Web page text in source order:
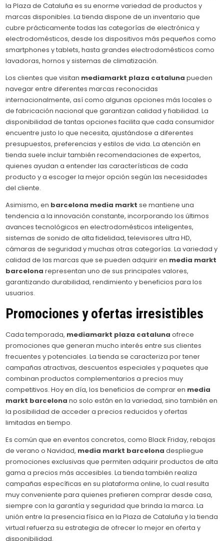
la Plaza de Cataluña es su enorme variedad de productos y
marcas disponibles. La tienda dispone de un inventario que
cubre prácticamente todas las categorías de electrónica y
electrodomésticos, desde los dispositivos más pequeños como
smartphones y tablets, hasta grandes electrodomésticos como
lavadoras, hornos y sistemas de climatización.
Los clientes que visitan mediamarkt plaza cataluna pueden
navegar entre diferentes marcas reconocidas
internacionalmente, así como algunas opciones más locales o
de fabricación nacional que garantizan calidad y fiabilidad. La
disponibilidad de tantas opciones facilita que cada consumidor
encuentre justo lo que necesita, ajustándose a diferentes
presupuestos, preferencias y estilos de vida. La atención en
tienda suele incluir también recomendaciones de expertos,
quienes ayudan a entender las características de cada
producto y a escoger la mejor opción según las necesidades
del cliente.
Asimismo, en barcelona media markt se mantiene una
tendencia a la innovación constante, incorporando los últimos
avances tecnológicos en electrodomésticos inteligentes,
sistemas de sonido de alta fidelidad, televisores ultra HD,
cámaras de seguridad y muchas otras categorías. La variedad y
calidad de las marcas que se pueden adquirir en media markt
barcelona representan uno de sus principales valores,
garantizando durabilidad, rendimiento y beneficios para los
usuarios.
Promociones y ofertas irresistibles
Cada temporada, mediamarkt plaza cataluna ofrece
promociones que generan mucho interés entre sus clientes
frecuentes y potenciales. La tienda se caracteriza por tener
campañas atractivas, descuentos especiales y paquetes que
combinan productos complementarios a precios muy
competitivos. Hoy en día, los beneficios de comprar en media
markt barcelona no solo están en la variedad, sino también en
la posibilidad de acceder a precios reducidos y ofertas
limitadas en tiempo.
Es común que en eventos concretos, como Black Friday, rebajas
de verano o Navidad, media markt barcelona despliegue
promociones exclusivas que permiten adquirir productos de alta
gama a precios más accesibles. La tienda también realiza
campañas específicas en su plataforma online, lo cual resulta
muy conveniente para quienes prefieren comprar desde casa,
siempre con la garantía y seguridad que brinda la marca. La
unión entre la presencia física en la Plaza de Cataluña y la tienda
virtual refuerza su estrategia de ofrecer lo mejor en oferta y
disponibilidad.